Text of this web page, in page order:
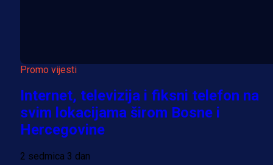
Promo vijesti
Internet, televizija i fiksni telefon na
svim lokacijama širom Bosne i
Hercegovine
2 sedmica 3 dan